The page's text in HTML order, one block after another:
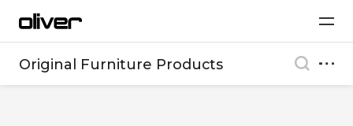
Original Furniture Products